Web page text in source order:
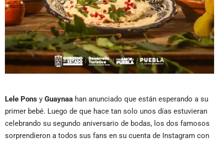
Lele Pons y Guaynaa han anunciado que están esperando a su
primer bebé. Luego de que hace tan solo unos días estuvieran
celebrando su segundo aniversario de bodas, los dos famosos
sorprendieron a todos sus fans en su cuenta de Instagram con